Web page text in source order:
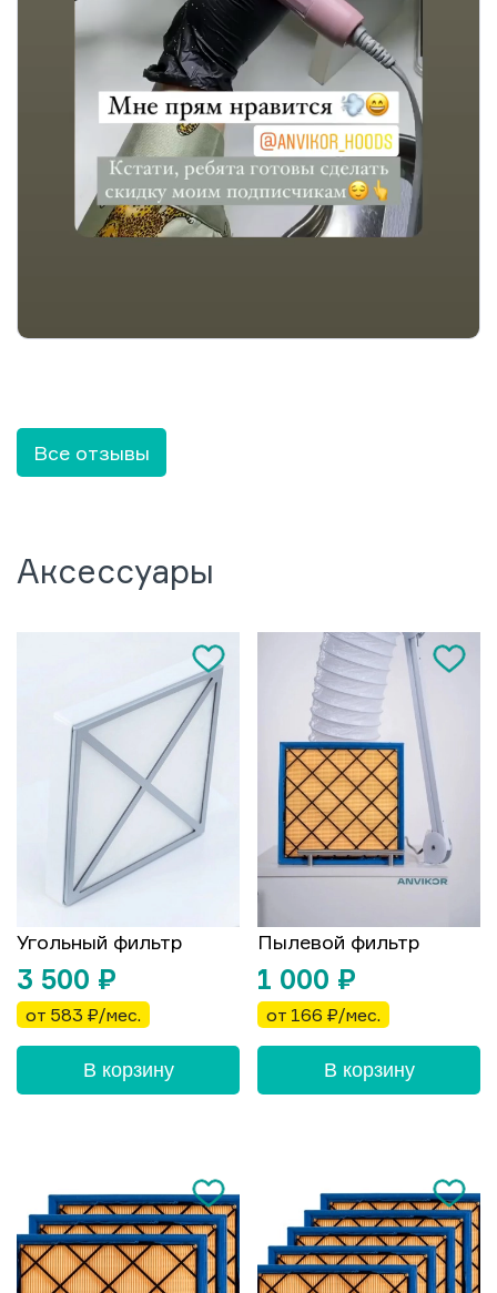
Все отзывы
Аксессуары
Угольный фильтр
3 500 ₽
от 583 ₽/мес.
В корзину
Пылевой фильтр
1 000 ₽
от 166 ₽/мес.
В корзину